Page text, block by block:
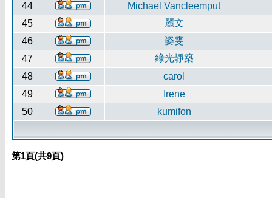
44
Michael Vancleemput
45
麗文
46
姿雯
47
綠光靜築
48
carol
49
Irene
50
kumifon
第1頁(共9頁)